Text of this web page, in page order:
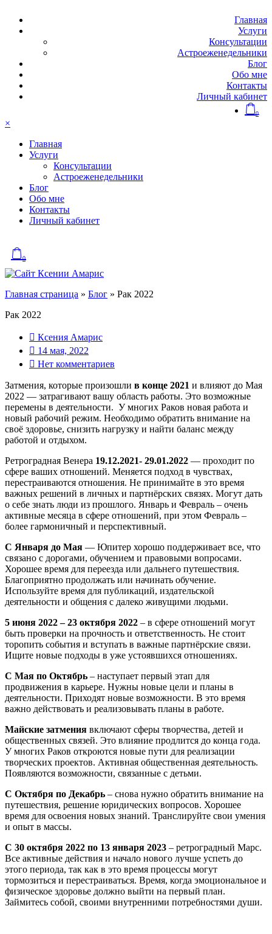
Главная
Услуги
Консультации
Астроеженедельники
Блог
Обо мне
Контакты
Личный кабинет
0
×
Главная
Услуги
Консультации
Астроеженедельники
Блог
Обо мне
Контакты
Личный кабинет
0
Главная страница » Блог » Рак 2022
Рак 2022
Ксения Амарис
14 мая, 2022
Нет комментариев
Затмения, которые произошли в конце 2021 и влияют до Мая
2022 — затрагивают вашу область работы. Это возможные
перемены в деятельности. У многих Раков новая работа и
новый рабочий режим. Необходимо обратить внимание на
своё здоровье, снизить нагрузку и найти баланс между
работой и отдыхом.
Ретроградная Венера 19.12.2021- 29.01.2022 — проходит по
сфере ваших отношений. Меняется подход в чувствах,
перестраиваются отношения. Не принимайте в это время
важных решений в личных и партнёрских связях. Могут дать
о себе знать люди из прошлого. Январь и Февраль – очень
активные месяца в сфере отношений, при этом Февраль –
более гармоничный и перспективный.
С Января до Мая — Юпитер хорошо поддерживает все, что
связано с дорогами, обучением и правовыми вопросами.
Хорошее время для переезда или дальнего путешествия.
Благоприятно продолжать или начинать обучение.
Используйте время для публикаций, издательской
деятельности и общения с далеко живущими людьми.
5 июня 2022 – 23 октября 2022 – в сфере отношений могут
быть проверки на прочность и ответственность. Не стоит
торопить события и вступать в важные партнёрские связи.
Ищите новые подходы в уже устоявшихся отношениях.
С Мая по Октябрь – наступает первый этап для
продвижения в карьере. Нужны новые цели и планы в
деятельности. Приходят новые возможности. В это время
важно действовать и реализовывать планы в работе.
Майские затмения включают сферы творчества, детей и
общественных связей. Это влияние продлится до конца года.
У многих Раков откроются новые пути для реализации
творческих проектов. Активная общественная деятельность.
Появляются возможности, связанные с детьми.
С Октября по Декабрь – снова нужно обратить внимание на
путешествия, решение юридических вопросов. Хорошее
время для освоения новых знаний. Транслируйте свои умения
и опыт в массы.
С 30 октября 2022 по 13 января 2023 – ретроградный Марс.
Все активные действия и начало нового лучше успеть до
этого периода, так как в это время процессы могут
тормозиться и перестраиваться. Время, когда эмоциональное и
физическое здоровье должно выйти на первый план.
Займитесь собой, своими внутренними потребностями души.